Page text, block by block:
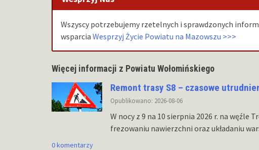
Wszyscy potrzebujemy rzetelnych i sprawdzonych
wsparcia Wesprzyj Życie Powiatu na Mazowszu >>>
Więcej informacji z Powiatu Wołomińskiego
Remont trasy S8 – czasowe
Opublikowano: 2026-08-06
W nocy z 9 na 10 sierpnia 2026 r. na węźle
frezowaniu nawierzchni oraz układaniu
0 komentarzy